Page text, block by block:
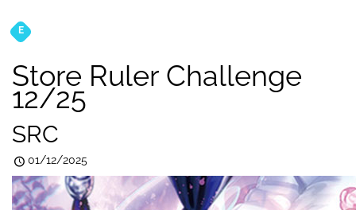
E
Store Ruler Challenge
12/25
SRC
01/12/2025